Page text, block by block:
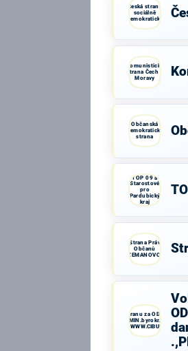
Česká strana
sociálně
demokratická
Komunistická
strana Čech a
Moravy
Občanská
demokratická
strana
TOP 09 a
Starostové
pro
Pardubický
kraj
Strana Práv
Občanů
ZEMANOVCI
Volte Pravý Blok-stranu za
demokr. WWW.CIBULKA.NET